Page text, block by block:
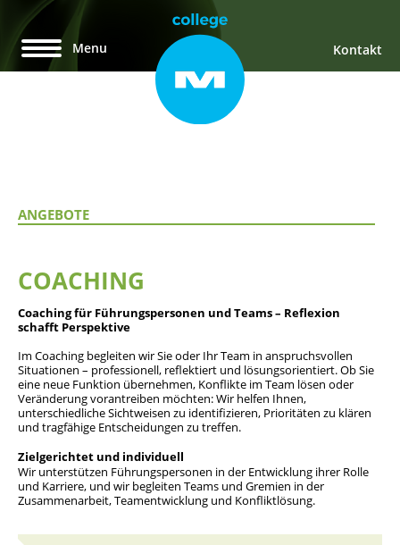
Menu
CAS Managing Medicine
Individuelle Angebote
Studien und Analysen
Karriere-Mentoring
Publikationen
Blog
Podcast «Leading in Healthcare»
Über uns
Team
Geschichte
Kontakt
ANGEBOTE
COACHING
Coaching für Führungspersonen und Teams – Reflexion
schafft Perspektive
Im Coaching begleiten wir Sie oder Ihr Team in anspruchsvollen
Situationen – professionell, reflektiert und lösungsorientiert. Ob Sie
eine neue Funktion übernehmen, Konflikte im Team lösen oder
Veränderung vorantreiben möchten: Wir helfen Ihnen,
unterschiedliche Sichtweisen zu identifizieren, Prioritäten zu klären
und tragfähige Entscheidungen zu treffen.
Zielgerichtet und individuell
Wir unterstützen Führungspersonen in der Entwicklung ihrer Rolle
und Karriere, und wir begleiten Teams und Gremien in der
Zusammenarbeit, Teamentwicklung und Konfliktlösung.